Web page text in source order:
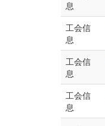
息
工会信
息
工会信
息
工会信
息